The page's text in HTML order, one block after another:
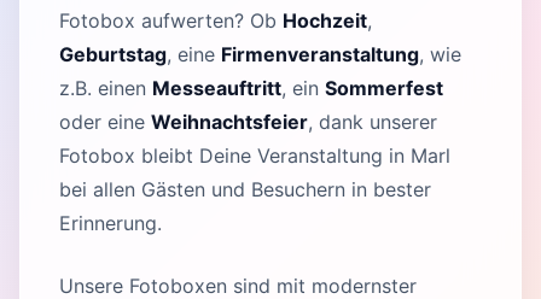
Fotobox aufwerten? Ob Hochzeit,
Geburtstag, eine Firmenveranstaltung, wie
z.B. einen Messeauftritt, ein Sommerfest
oder eine Weihnachtsfeier, dank unserer
Fotobox bleibt Deine Veranstaltung in Marl
bei allen Gästen und Besuchern in bester
Erinnerung.
Unsere Fotoboxen sind mit modernster